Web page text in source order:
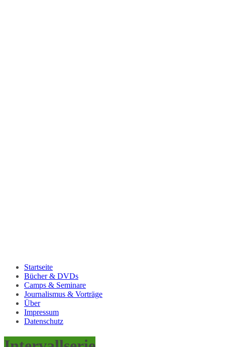
Startseite
Bücher & DVDs
Camps & Seminare
Journalismus & Vorträge
Über
Impressum
Datenschutz